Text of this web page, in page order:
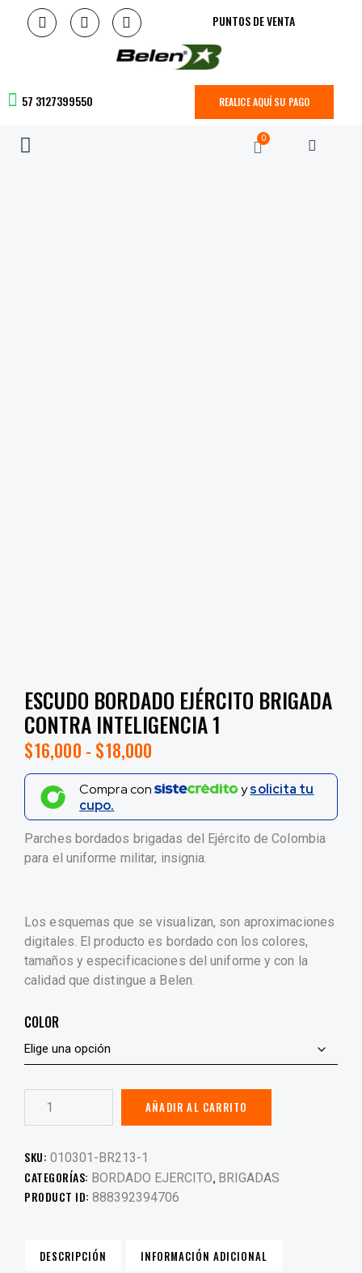
PUNTOS DE VENTA
57 3127399550 REALICE AQUÍ SU PAGO
0
ESCUDO BORDADO EJÉRCITO BRIGADA
CONTRA INTELIGENCIA 1
$16,000 - $18,000
Compra con ysolicita tu
cupo.
Parches bordados brigadas del Ejército de Colombia
para el uniforme militar, insignia.
Los esquemas que se visualizan, son aproximaciones
digitales. El producto es bordado con los colores,
tamaños y especificaciones del uniforme y con la
calidad que distingue a Belen.
COLOR
AÑADIR AL CARRITO
SKU: 010301-BR213-1
CATEGORÍAS: BORDADO EJERCITO, BRIGADAS
PRODUCT ID: 888392394706
DESCRIPCIÓN INFORMACIÓN ADICIONAL